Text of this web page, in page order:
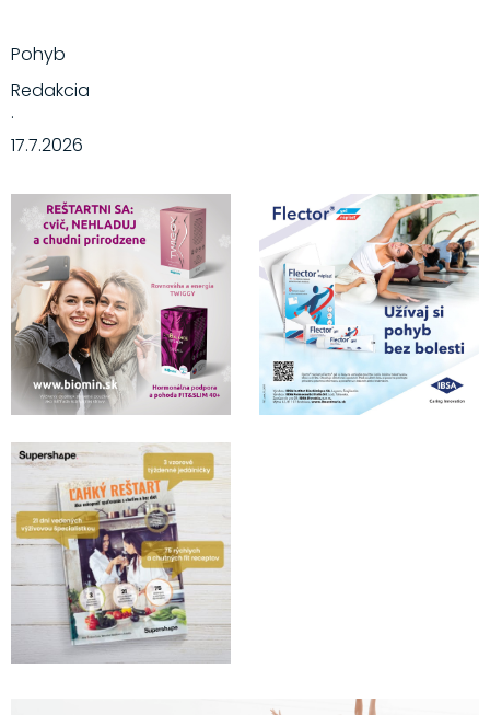
Pohyb
Redakcia
·
17.7.2026